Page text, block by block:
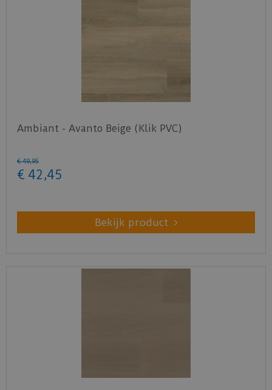
Ambiant - Avanto Beige (Klik PVC)
€ 49,95
€ 42 ,45
Bekijk product